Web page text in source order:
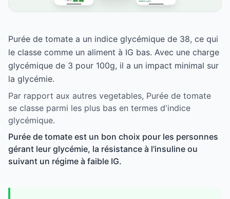
Purée de tomate a un indice glycémique de 38, ce qui
le classe comme un aliment à IG bas. Avec une charge
glycémique de 3 pour 100g, il a un impact minimal sur
la glycémie.
Par rapport aux autres vegetables, Purée de tomate
se classe parmi les plus bas en termes d'indice
glycémique.
Purée de tomate est un bon choix pour les personnes
gérant leur glycémie, la résistance à l'insuline ou
suivant un régime à faible IG.